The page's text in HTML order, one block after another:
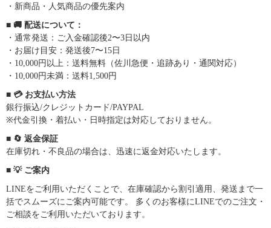
・新商品・人気商品の優先案内
■ 🚚 配送について：
・通常発送：ご入金確認後2〜3日以内
・お届け目安：発送後7〜15日
・10,000円以上：送料無料（佐川急便・追跡あり・通関対応）
・10,000円未満：送料1,500円
■ 💳 お支払い方法
銀行振込/クレジットカード/PAYPAL
※代金引換・着払い・日時指定は対応しておりません。
■ 🔄 返金保証
在庫切れ・不良品の場合は、迅速に返金対応いたします。
■ 💡 ご案内
LINEをご利用いただくことで、在庫確認から割引適用、発送まで一
括でスムーズにご案内可能です。 多くのお客様にLINEでのご注文・
ご相談をご利用いただいております。